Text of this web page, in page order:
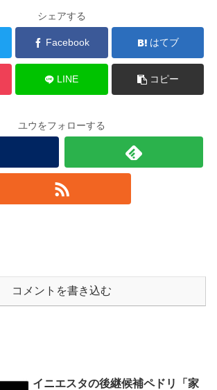
シェアする
Facebook はてブ
LINE コピー
ユウをフォローする
コメントを書き込む
イニエスタの後継候補ペドリ「家